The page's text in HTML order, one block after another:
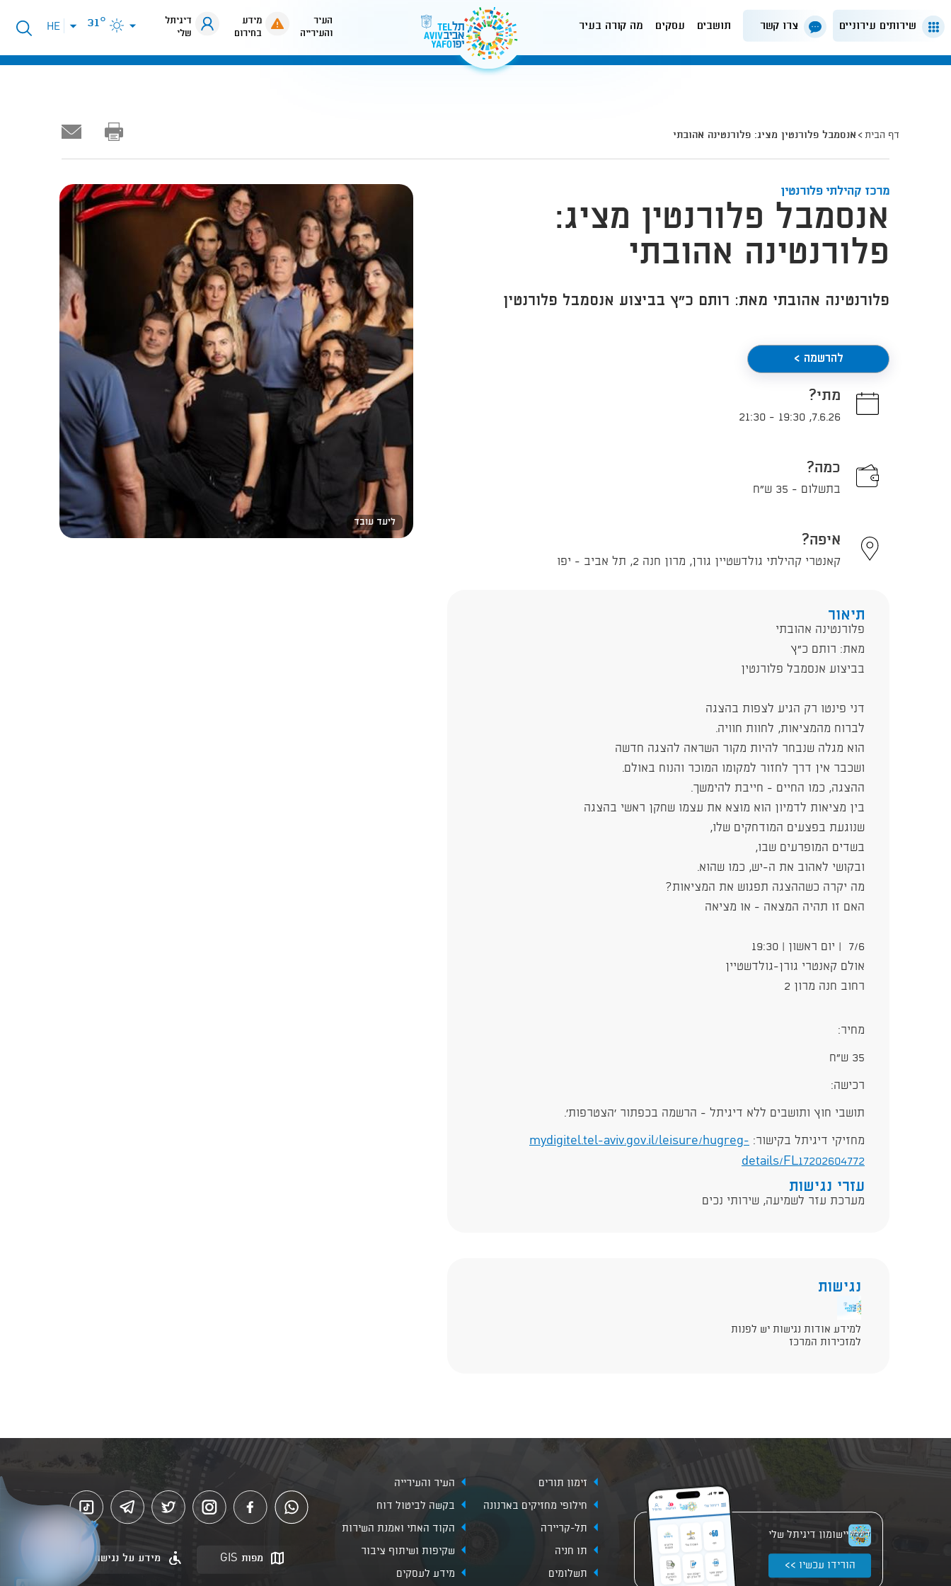
שירותים עירוניים צרו קשר תושבים עסקים מה קורה בעיר
העיר
והעירייה
מידע
בחירום
דיגיתל
שלי
31°
פתיחת
תפריט
HE
דף הבית אנסמבל פלורנטין מציג: פלורנטינה אהובתי
ליעד עובד
מרכז קהילתי פלורנטין
אנסמבל פלורנטין מציג:
פלורנטינה אהובתי
פלורנטינה אהובתי מאת: רותם כ"ץ בביצוע אנסמבל פלורנטין
להרשמה >
מתי?
7.6.26
,
19:30
-
21:30
כמה?
בתשלום - 35 ש"ח
איפה?
קאנטרי קהילתי גולדשטיין גורן, מרון חנה 2, תל אביב - יפו
תיאור
פלורנטינה אהובתי
מאת: רותם כ"ץ
בביצוע אנסמבל פלורנטין
דני פינטו רק הגיע לצפות בהצגה
לברוח מהמציאות, לחוות חוויה.
הוא מגלה שנבחר להיות מקור השראה להצגה חדשה
ושכבר אין דרך לחזור למקומו המוכר והנוח באולם.
ההצגה, כמו החיים - חייבת להימשך.
בין מציאות לדמיון הוא מוצא את עצמו שחקן ראשי בהצגה
שנוגעת בפצעים המודחקים שלו,
בשדים המופרעים שבו,
ובקושי לאהוב את ה-יש, כמו שהוא.
מה יקרה כשההצגה תפגוש את המציאות?
האם זו תהיה המצאה - או מציאה
7/6 | יום ראשון | 19:30
אולם קאנטרי גורן-גולדשטיין
רחוב חנה מרון 2
מחיר:
35 ש"ח
רכישה:
תושבי חוץ ותושבים ללא דיגיתל - הרשמה בכפתור 'הצטרפות'.
מחזיקי דיגיתל בקישור: mydigitel.tel-aviv.gov.il/leisure/hugreg-
details/FL17202604772
עזרי נגישות
מערכת עזר לשמיעה, שירותי נכים
נגישות
למידע אודות נגישות יש לפנות
למזכירות המרכז
יישומון דיגיתל שלי
הורידו עכשיו >>
זימון תורים
העיר והעירייה
חילופי מחזיקים בארנונה
בקשה לביטול דוח
תל-קריירה
הקוד האתי ואמנת השירות
תו חניה
שקיפות ושיתוף ציבור
תשלומים
מידע לעסקים
מפות GIS מידע על נגישות